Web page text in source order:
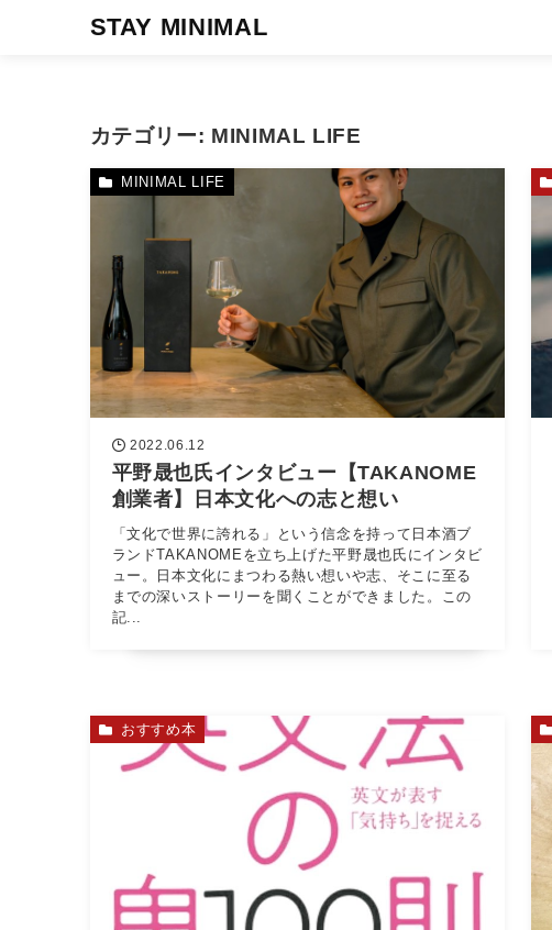
STAY MINIMAL
カテゴリー: MINIMAL LIFE
2022.06.12
平野晟也氏インタビュー【TAKANOME
創業者】日本文化への志と想い
「文化で世界に誇れる」という信念を持って日本酒ブ
ランドTAKANOMEを立ち上げた平野晟也氏にインタビ
ュー。日本文化にまつわる熱い想いや志、そこに至る
までの深いストーリーを聞くことができました。この
記...
MINIMAL LIFE
おすすめ本